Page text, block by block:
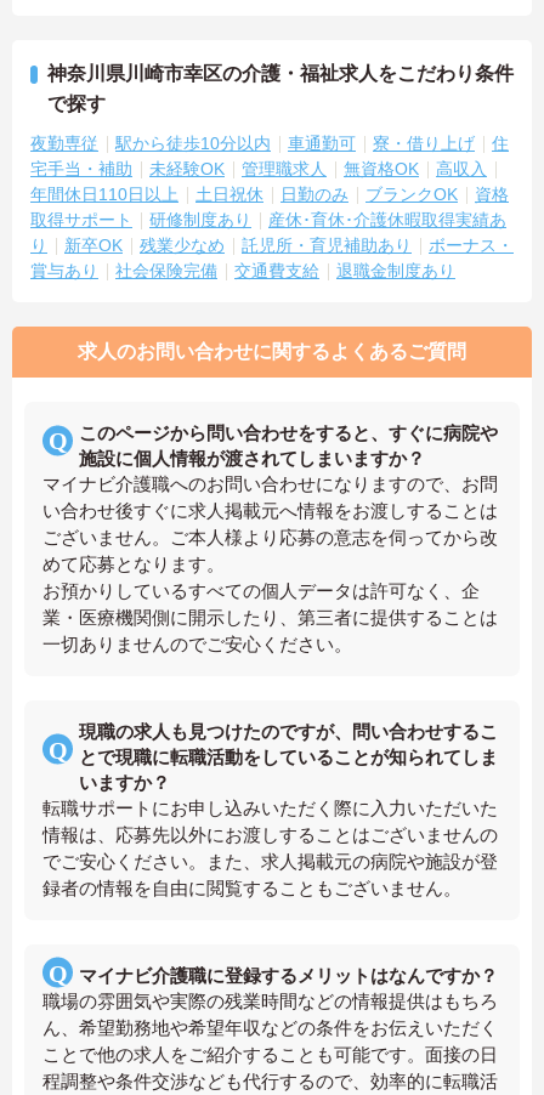
神奈川県川崎市幸区の介護・福祉求人をこだわり条件
で探す
夜勤専従 駅から徒歩10分以内 車通勤可 寮・借り上げ
住
宅手当・補助
未経験OK 管理職求人 無資格OK
高収入
年間休日110日以上
土日祝休 日勤のみ ブランクOK
資格
取得サポート
研修制度あり
産休･育休･介護休暇取得実績あ
り
新卒OK 残業少なめ 託児所・育児補助あり
ボーナス・
賞与あり
社会保険完備 交通費支給 退職金制度あり
求人のお問い合わせに関するよくあるご質問
このページから問い合わせをすると、すぐに病院や
施設に個人情報が渡されてしまいますか？
マイナビ介護職へのお問い合わせになりますので、お問
い合わせ後すぐに求人掲載元へ情報をお渡しすることは
ございません。ご本人様より応募の意志を伺ってから改
めて応募となります。
お預かりしているすべての個人データは許可なく、企
業・医療機関側に開示したり、第三者に提供することは
一切ありませんのでご安心ください。
現職の求人も見つけたのですが、問い合わせするこ
とで現職に転職活動をしていることが知られてしま
いますか？
転職サポートにお申し込みいただく際に入力いただいた
情報は、応募先以外にお渡しすることはございませんの
でご安心ください。また、求人掲載元の病院や施設が登
録者の情報を自由に閲覧することもございません。
マイナビ介護職に登録するメリットはなんですか？
職場の雰囲気や実際の残業時間などの情報提供はもちろ
ん、希望勤務地や希望年収などの条件をお伝えいただく
ことで他の求人をご紹介することも可能です。面接の日
程調整や条件交渉なども代行するので、効率的に転職活